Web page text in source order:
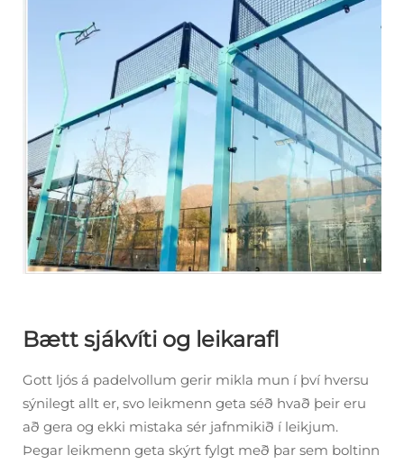
Bætt sjákvíti og leikarafl
Gott ljós á padelvollum gerir mikla mun í því hversu
sýnilegt allt er, svo leikmenn geta séð hvað þeir eru
að gera og ekki mistaka sér jafnmikið í leikjum.
Þegar leikmenn geta skýrt fylgt með þar sem boltinn